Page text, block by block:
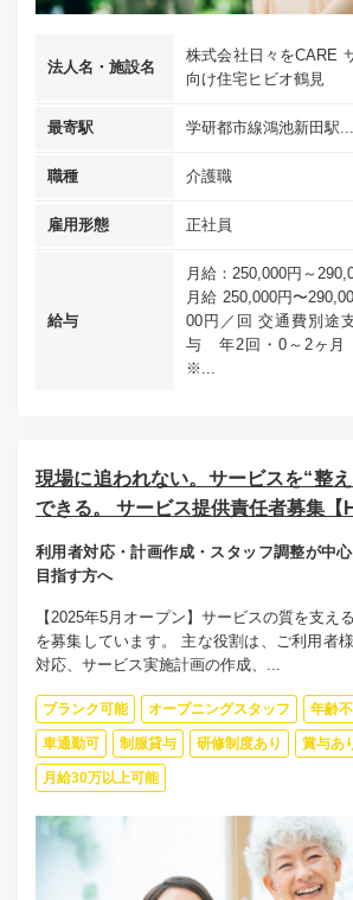
法人名・施設名
株式会社日々をCARE
向け住宅ヒビオ鶴見
最寄駅 学研都市線鴻池新田駅...
職種 介護職
雇用形態 正社員
給与
月給：250,000円～
月給 250,000円〜
00円／回 交通費別
与 年2回・0～2ヶ月
※...
現場に追われない。サービスを“整
できる。 サービス提供責任者募集【
利用者対応・計画作成・スタッフ調整が中
目指す方へ
【2025年5月オープン】サービスの質を支え
を募集しています。 主な役割は、ご利用者
対応、サービス実施計画の作成、...
ブランク可能 オープニングスタッフ 年齢
車通勤可 制服貸与 研修制度あり 賞与あ
月給30万以上可能